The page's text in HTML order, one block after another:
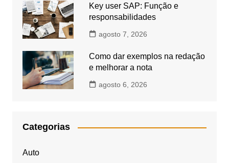
Key user SAP: Função e
responsabilidades
agosto 7, 2026
Como dar exemplos na redação
e melhorar a nota
agosto 6, 2026
Categorias
Auto